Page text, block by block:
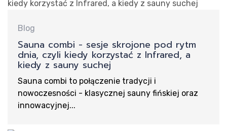
Blog
Sauna combi - sesje skrojone pod rytm
dnia, czyli kiedy korzystać z Infrared, a
kiedy z sauny suchej
Sauna combi to połączenie tradycji i
nowoczesności - klasycznej sauny fińskiej oraz
innowacyjnej...